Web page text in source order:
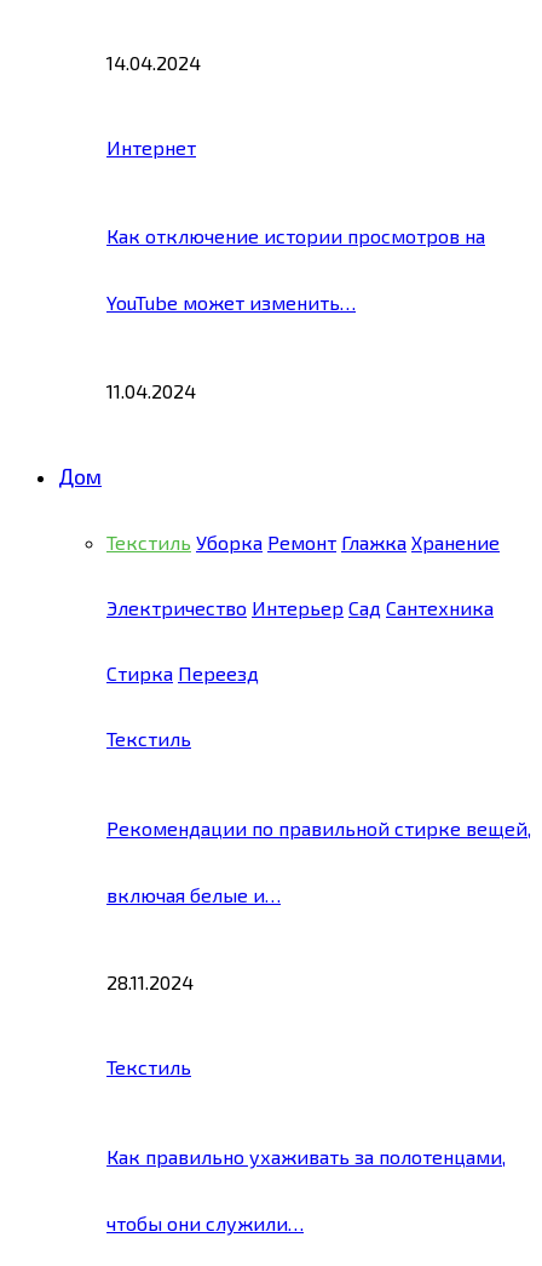
14.04.2024
Интернет
Как отключение истории просмотров на
YouTube может изменить…
11.04.2024
Дом
Текстиль Уборка Ремонт Глажка Хранение
Электричество Интерьер Сад Сантехника
Стирка Переезд
Текстиль
Рекомендации по правильной стирке вещей,
включая белые и…
28.11.2024
Текстиль
Как правильно ухаживать за полотенцами,
чтобы они служили…